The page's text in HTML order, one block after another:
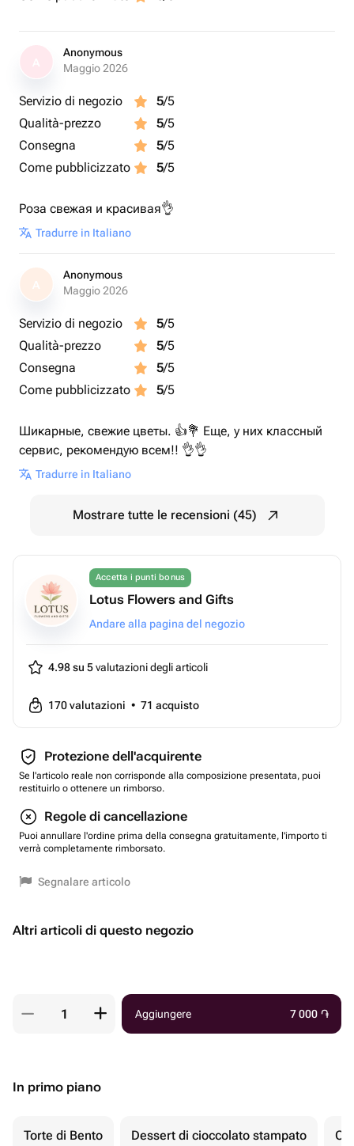
Anonymous
Maggio 2026
Servizio di negozio 5/5
Qualità-prezzo
5/5
Consegna
5/5
Come pubblicizzato
5/5
Роза свежая и красивая👌
Tradurre in Italiano
A
Anonymous
Maggio 2026
Servizio di negozio 5/5
Qualità-prezzo
5/5
Consegna
5/5
Come pubblicizzato
5/5
Шикарные, свежие цветы. 👍💐 Еще, у них классный
сервис, рекомендую всем!! 👌👌
Tradurre in Italiano
Mostrare tutte le recensioni (45)
Accetta i punti bonus
Lotus Flowers and Gifts
Andare alla pagina del negozio
4.98 su 5valutazioni degli articoli
170valutazioni • 71 acquisto
Protezione dell'acquirente
Se l'articolo reale non corrisponde alla composizione presentata, puoi
restituirlo o ottenere un rimborso.
Regole di cancellazione
Puoi annullare l'ordine prima della consegna gratuitamente, l'importo ti
verrà completamente rimborsato.
Segnalare articolo
Altri articoli di questo negozio
Aggiungere 7 000 ֏
In primo piano
Torte di Bento Dessert di cioccolato stampato